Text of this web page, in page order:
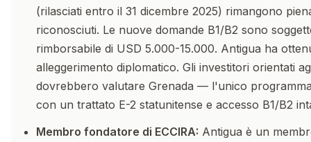
(rilasciati entro il 31 dicembre 2025) rimangono
riconosciuti. Le nuove domande B1/B2 sono
rimborsabile di USD 5.000-15.000. Antigua ha
alleggerimento diplomatico. Gli investitori orientati
dovrebbero valutare Grenada — l'unico
con un trattato E-2 statunitense e accesso B1/B2
Membro fondatore di ECCIRA: Antigua è un